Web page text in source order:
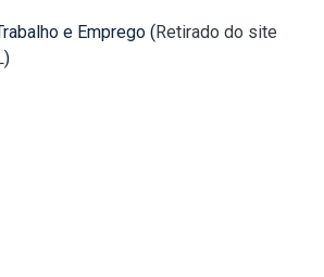
e Emprego (Retirado do site
)